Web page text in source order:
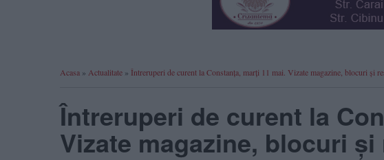
Acasa » Actualitate » Întreruperi de curent la Constanța, marți 11 mai. Vizate magazine, blocuri și
Întreruperi de curent la
Vizate magazine, blocuri